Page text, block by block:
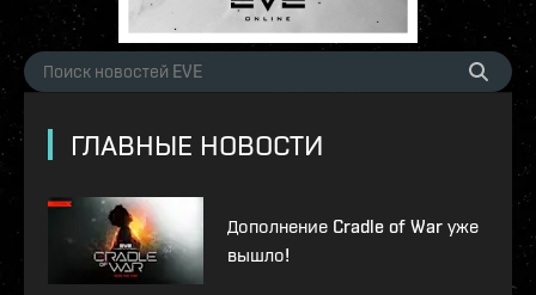
ГЛАВНЫЕ НОВОСТИ
Дополнение Cradle of War уже
вышло!